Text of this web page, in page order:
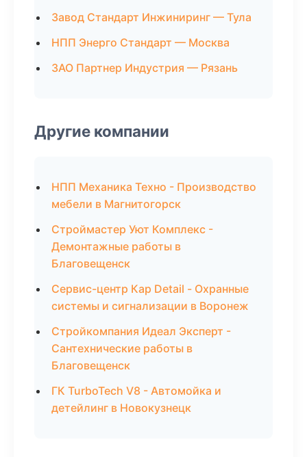
Завод Стандарт Инжиниринг — Тула
НПП Энерго Стандарт — Москва
ЗАО Партнер Индустрия — Рязань
Другие компании
НПП Механика Техно - Производство
мебели в Магнитогорск
Строймастер Уют Комплекс -
Демонтажные работы в
Благовещенск
Сервис-центр Кар Detail - Охранные
системы и сигнализации в Воронеж
Стройкомпания Идеал Эксперт -
Сантехнические работы в
Благовещенск
ГК TurboTech V8 - Автомойка и
детейлинг в Новокузнецк